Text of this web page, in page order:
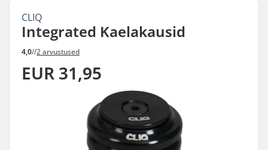
CLIQ
Integrated Kaelakausid
4,0//2 arvustused
EUR 31,95